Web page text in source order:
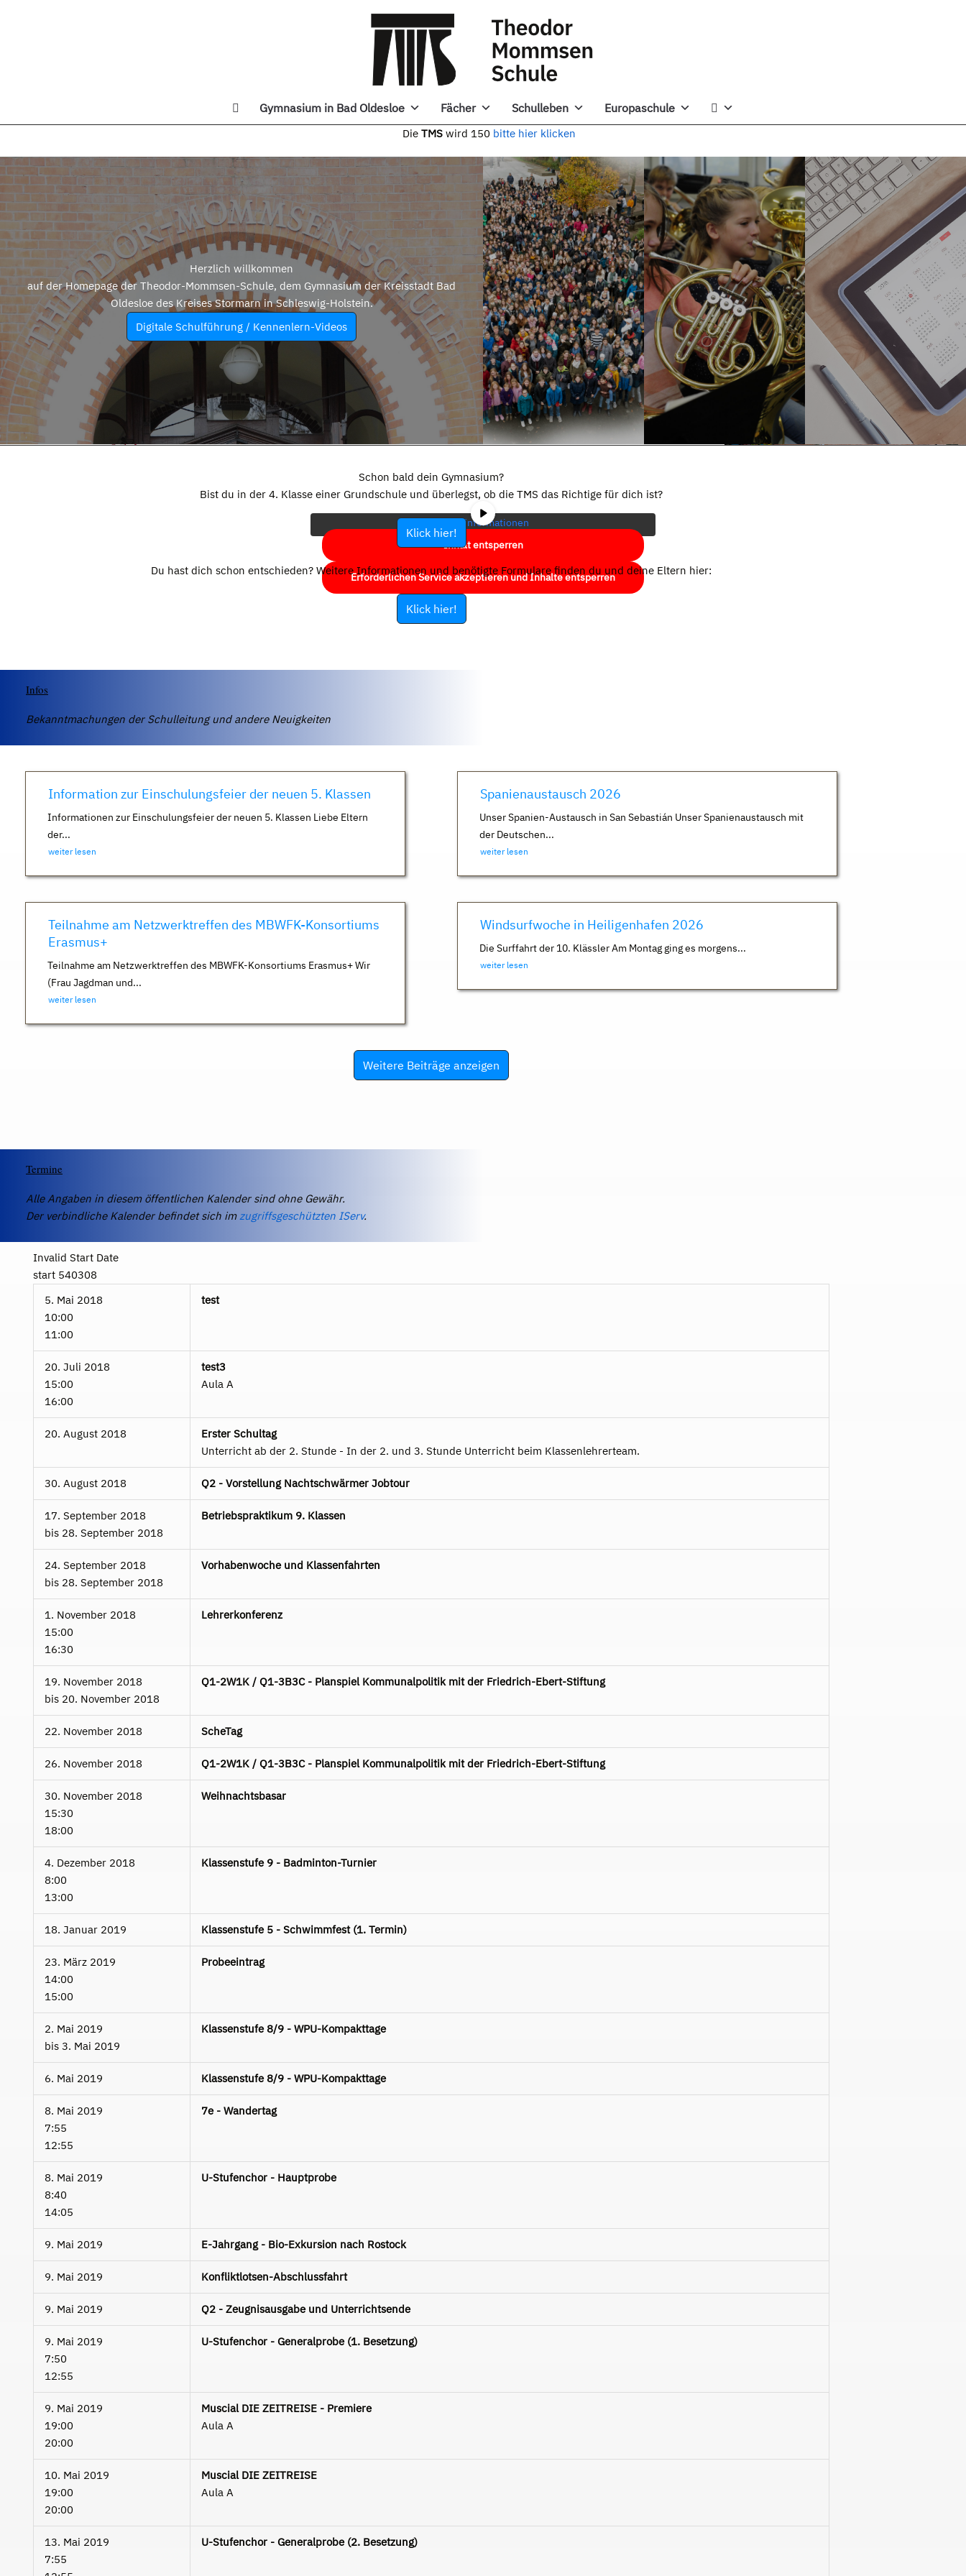
Gymnasium in Bad Oldesloe Fächer Schulleben Europaschule
Die TMS wird 150 bitte hier klicken
Herzlich willkommen
auf der Homepage der Theodor-Mommsen-Schule, dem Gymnasium der Kreisstadt Bad
Oldesloe des Kreises Stormarn in Schleswig-Holstein.
Digitale Schulführung / Kennenlern-Videos
eigentlichen Inhalt zuzugreifen, klicken Sie auf die Schaltfläche unten.
Bitte beachten Sie, dass dabei Daten an Drittanbieter weitergegeben
werden.
Mehr Informationen
Inhalt entsperren
Erforderlichen Service akzeptieren und Inhalte entsperren
Schon bald dein Gymnasium?
Bist du in der 4. Klasse einer Grundschule und überlegst, ob die TMS das Richtige für dich ist?
Klick hier!
Du hast dich schon entschieden? Weitere Informationen und benötigte Formulare finden du und deine Eltern hier:
Klick hier!
Infos
Bekanntmachungen der Schulleitung und andere Neuigkeiten
Information zur Einschulungsfeier der neuen 5. Klassen
Informationen zur Einschulungsfeier der neuen 5. Klassen Liebe Eltern
der...
weiter lesen
Spanienaustausch 2026
Unser Spanien-Austausch in San Sebastián Unser Spanienaustausch mit
der Deutschen...
weiter lesen
Teilnahme am Netzwerktreffen des MBWFK-Konsortiums
Erasmus+
Teilnahme am Netzwerktreffen des MBWFK-Konsortiums Erasmus+ Wir
(Frau Jagdman und...
weiter lesen
Windsurfwoche in Heiligenhafen 2026
Die Surffahrt der 10. Klässler Am Montag ging es morgens...
weiter lesen
Weitere Beiträge anzeigen
Termine
Alle Angaben in diesem öffentlichen Kalender sind ohne Gewähr.
Der verbindliche Kalender befindet sich imzugriffsgeschützten IServ.
Invalid Start Date
start 540308
5. Mai 2018
10:00
11:00
test
20. Juli 2018
15:00
16:00
test3
Aula A
20. August 2018
Erster Schultag
Unterricht ab der 2. Stunde - In der 2. und 3. Stunde Unterricht beim Klassenlehrerteam.
30. August 2018 Q2 - Vorstellung Nachtschwärmer Jobtour
17. September 2018
bis 28. September 2018
Betriebspraktikum 9. Klassen
24. September 2018
bis 28. September 2018
Vorhabenwoche und Klassenfahrten
1. November 2018
15:00
16:30
Lehrerkonferenz
19. November 2018
bis 20. November 2018
Q1-2W1K / Q1-3B3C - Planspiel Kommunalpolitik mit der Friedrich-Ebert-Stiftung
22. November 2018 ScheTag
26. November 2018 Q1-2W1K / Q1-3B3C - Planspiel Kommunalpolitik mit der Friedrich-Ebert-Stiftung
30. November 2018
15:30
18:00
Weihnachtsbasar
4. Dezember 2018
8:00
13:00
Klassenstufe 9 - Badminton-Turnier
18. Januar 2019 Klassenstufe 5 - Schwimmfest (1. Termin)
23. März 2019
14:00
15:00
Probeeintrag
2. Mai 2019
bis 3. Mai 2019
Klassenstufe 8/9 - WPU-Kompakttage
6. Mai 2019 Klassenstufe 8/9 - WPU-Kompakttage
8. Mai 2019
7:55
12:55
7e - Wandertag
8. Mai 2019
8:40
14:05
U-Stufenchor - Hauptprobe
9. Mai 2019 E-Jahrgang - Bio-Exkursion nach Rostock
9. Mai 2019 Konfliktlotsen-Abschlussfahrt
9. Mai 2019 Q2 - Zeugnisausgabe und Unterrichtsende
9. Mai 2019
7:50
12:55
U-Stufenchor - Generalprobe (1. Besetzung)
9. Mai 2019
19:00
20:00
Muscial DIE ZEITREISE - Premiere
Aula A
10. Mai 2019
19:00
20:00
Muscial DIE ZEITREISE
Aula A
13. Mai 2019
7:55
U-Stufenchor - Generalprobe (2. Besetzung)